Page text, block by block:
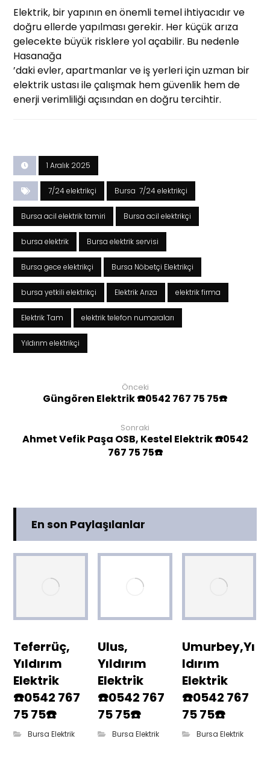
Elektrik, bir yapının en önemli temel ihtiyacıdır ve
doğru ellerde yapılması gerekir. Her küçük arıza
gelecekte büyük risklere yol açabilir. Bu nedenle
Hasanağa
’daki evler, apartmanlar ve iş yerleri için uzman bir
elektrik ustası ile çalışmak hem güvenlik hem de
enerji verimliliği açısından en doğru tercihtir.
1 Aralık 2025
7/24 elektrikçi Bursa 7/24 elektrikçi
Bursa acil elektrik tamiri Bursa acil elektrikçi
bursa elektrik Bursa elektrik servisi
Bursa gece elektrikçi Bursa Nöbetçi Elektrikçi
bursa yetkili elektrikçi Elektrik Arıza elektrik firma
Elektrik Tam elektrik telefon numaraları
Yıldırım elektrikçi
Önceki
Güngören Elektrik ☎️0542 767 75 75☎️
Sonraki
Ahmet Vefik Paşa OSB, Kestel Elektrik ☎️0542
767 75 75☎️
En son Paylaşılanlar
Teferrüç,
Yıldırım
Elektrik
☎️0542 767
75 75☎️
Bursa Elektrik
Ulus,
Yıldırım
Elektrik
☎️0542 767
75 75☎️
Bursa Elektrik
Umurbey,Yı
ldırım
Elektrik
☎️0542 767
75 75☎️
Bursa Elektrik